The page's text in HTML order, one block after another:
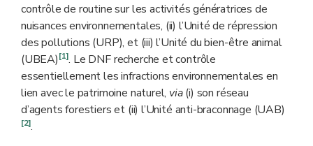
contrôle de routine sur les activités génératrices de
nuisances environnementales, (ii) l’Unité de répression
des pollutions (URP), et (iii) l’Unité du bien-être animal
(UBEA)[1]. Le DNF recherche et contrôle
essentiellement les infractions environnementales en
lien avec le patrimoine naturel, via(i) son réseau
d’agents forestiers et (ii) l’Unité anti-braconnage (UAB)
[2].